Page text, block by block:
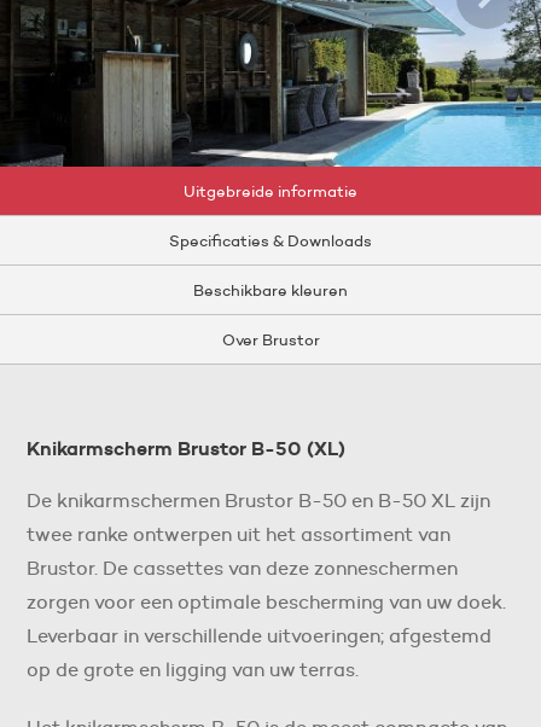
Uitgebreide informatie
Specificaties & Downloads
Beschikbare kleuren
Over Brustor
Knikarmscherm Brustor B-50 (XL)
De knikarmschermen Brustor B-50 en B-50 XL zijn
twee ranke ontwerpen uit het assortiment van
Brustor. De cassettes van deze zonneschermen
zorgen voor een optimale bescherming van uw doek.
Leverbaar in verschillende uitvoeringen; afgestemd
op de grote en ligging van uw terras.